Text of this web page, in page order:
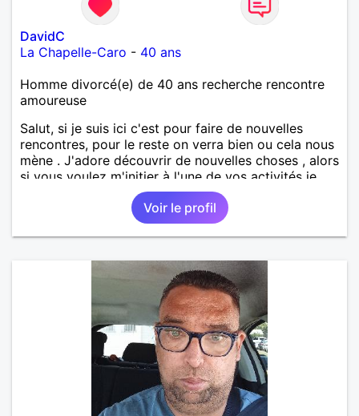
DavidC
La Chapelle-Caro - 40 ans
Homme divorcé(e) de 40 ans recherche rencontre
amoureuse
Salut, si je suis ici c'est pour faire de nouvelles
rencontres, pour le reste on verra bien ou cela nous
mène . J'adore découvrir de nouvelles choses , alors
si vous voulez m'initier à l'une de vos activités je
Voir le profil